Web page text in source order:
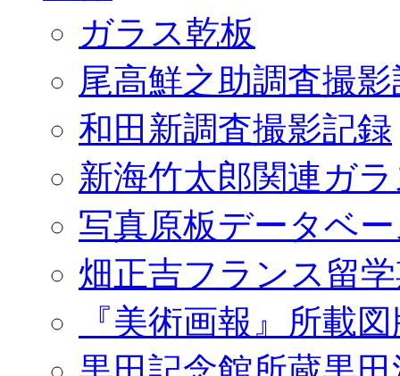
ガラス乾板
尾高鮮之助調査撮
和田新調査撮影記録
新海竹太郎関連ガ
写真原板データベ
畑正吉フランス留
『美術画報』所載